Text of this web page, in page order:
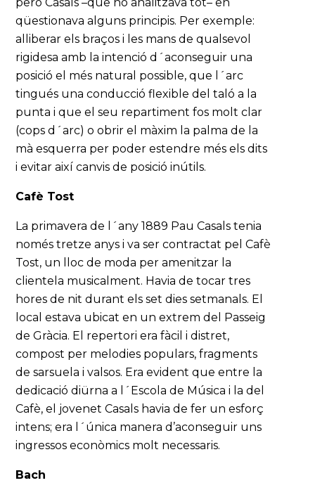
qüestionava alguns principis. Per exemple:
alliberar els braços i les mans de qualsevol
rigidesa amb la intenció d´aconseguir una
posició el més natural possible, que l´arc
tingués una conducció flexible del taló a la
punta i que el seu repartiment fos molt clar
(cops d´arc) o obrir el màxim la palma de la
mà esquerra per poder estendre més els dits
i evitar així canvis de posició inútils.
Cafè Tost
La primavera de l´any 1889 Pau Casals tenia
només tretze anys i va ser contractat pel Cafè
Tost, un lloc de moda per amenitzar la
clientela musicalment. Havia de tocar tres
hores de nit durant els set dies setmanals. El
local estava ubicat en un extrem del Passeig
de Gràcia. El repertori era fàcil i distret,
compost per melodies populars, fragments
de sarsuela i valsos. Era evident que entre la
dedicació diürna a l´Escola de Música i la del
Cafè, el jovenet Casals havia de fer un esforç
intens; era l´única manera d’aconseguir uns
ingressos econòmics molt necessaris.
Bach